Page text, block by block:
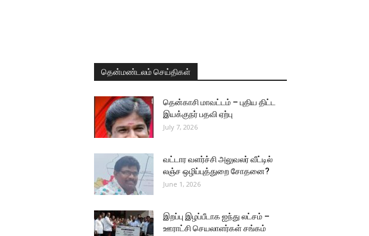
தென்மண்டலம் செய்திகள்
தென்காசி மாவட்டம் – புதிய திட்ட
இயக்குநர் பதவி ஏற்பு
July 7, 2026
வட்டார வளர்ச்சி அலுவலர் வீட்டில்
லஞ்ச ஒழிப்புத்துறை சோதனை?
June 1, 2026
இறப்பு இழப்பீடாக ஐந்து லட்சம் –
ஊராட்சி செயலாளர்கள் சங்கம்